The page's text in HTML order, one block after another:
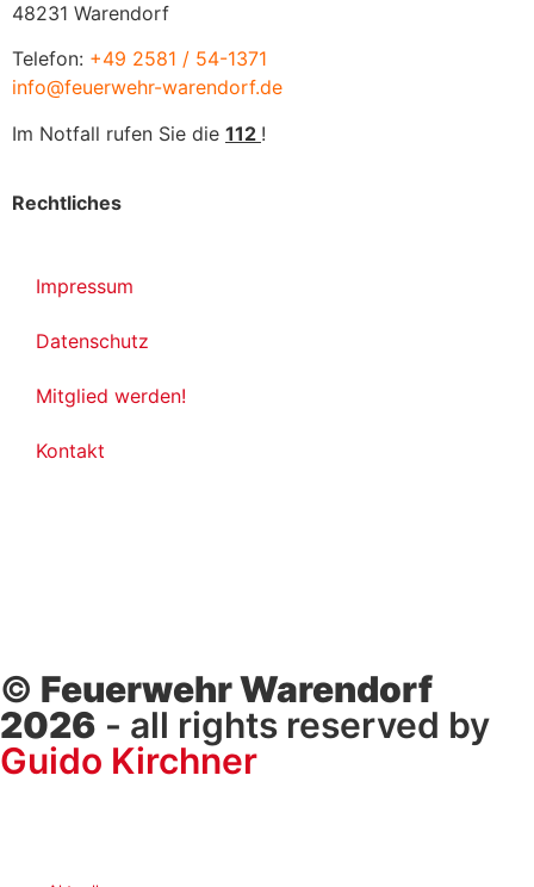
48231 Warendorf
Telefon: +49 2581 / 54-1371
info@feuerwehr-warendorf.de
Im Notfall rufen Sie die 112 !
Rechtliches
Impressum
Datenschutz
Mitglied werden!
Kontakt
© Feuerwehr Warendorf
2026 - all rights reserved by
Guido Kirchner